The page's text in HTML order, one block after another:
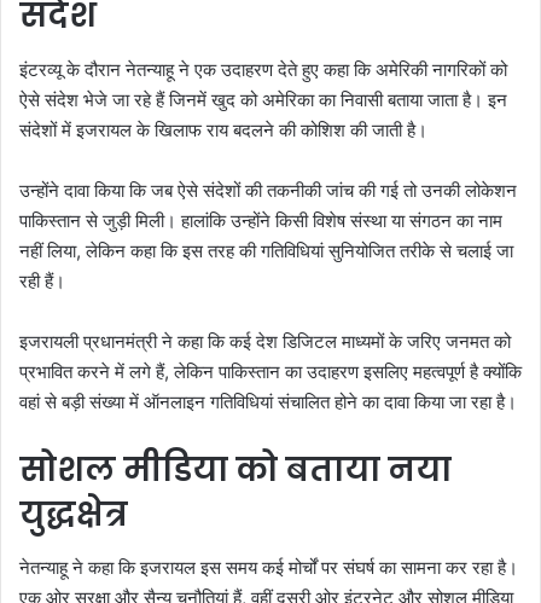
संदेश
इंटरव्यू के दौरान नेतन्याहू ने एक उदाहरण देते हुए कहा कि अमेरिकी नागरिकों को
ऐसे संदेश भेजे जा रहे हैं जिनमें खुद को अमेरिका का निवासी बताया जाता है। इन
संदेशों में इजरायल के खिलाफ राय बदलने की कोशिश की जाती है।
उन्होंने दावा किया कि जब ऐसे संदेशों की तकनीकी जांच की गई तो उनकी लोकेशन
पाकिस्तान से जुड़ी मिली। हालांकि उन्होंने किसी विशेष संस्था या संगठन का नाम
नहीं लिया, लेकिन कहा कि इस तरह की गतिविधियां सुनियोजित तरीके से चलाई जा
रही हैं।
इजरायली प्रधानमंत्री ने कहा कि कई देश डिजिटल माध्यमों के जरिए जनमत को
प्रभावित करने में लगे हैं, लेकिन पाकिस्तान का उदाहरण इसलिए महत्वपूर्ण है क्योंकि
वहां से बड़ी संख्या में ऑनलाइन गतिविधियां संचालित होने का दावा किया जा रहा है।
सोशल मीडिया को बताया नया
युद्धक्षेत्र
नेतन्याहू ने कहा कि इजरायल इस समय कई मोर्चों पर संघर्ष का सामना कर रहा है।
एक ओर सुरक्षा और सैन्य चुनौतियां हैं, वहीं दूसरी ओर इंटरनेट और सोशल मीडिया